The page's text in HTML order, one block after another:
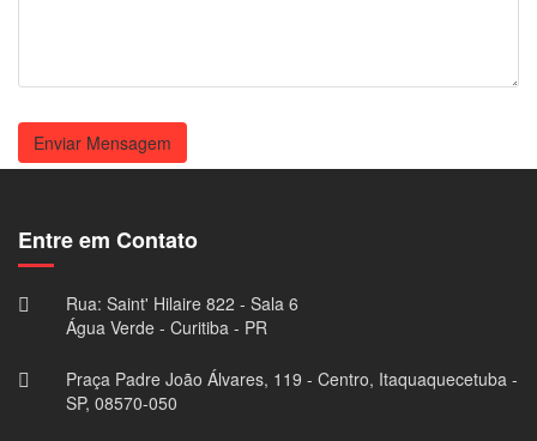
Enviar Mensagem
Entre em Contato
Rua: Saint' Hilaire 822 - Sala 6
Água Verde - Curitiba - PR
Praça Padre João Álvares, 119 - Centro, Itaquaquecetuba -
SP, 08570-050